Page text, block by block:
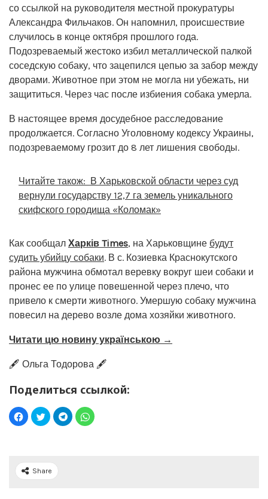
со ссылкой на руководителя местной прокуратуры
Александра Фильчаков. Он напомнил, происшествие
случилось в конце октября прошлого года.
Подозреваемый жестоко избил металлической палкой
соседскую собаку, что зацепился цепью за забор между
дворами. Животное при этом не могла ни убежать, ни
защититься. Через час после избиения собака умерла.
В настоящее время досудебное расследование
продолжается. Согласно Уголовному кодексу Украины,
подозреваемому грозит до 8 лет лишения свободы.
Читайте також: В Харьковской области через суд
вернули государству 12,7 га земель уникального
скифского городища «Коломак»
Как сообщал Харків Times, на Харьковщине будут
судить убийцу собаки. В с. Козиевка Краснокутского
района мужчина обмотал веревку вокруг шеи собаки и
пронес ее по улице повешенной через плечо, что
привело к смерти животного. Умершую собаку мужчина
повесил на дерево возле дома хозяйки животного.
Читати цю новину українською →
🖋️ Ольга Тодорова 🖋️
Поделиться ссылкой:
Share